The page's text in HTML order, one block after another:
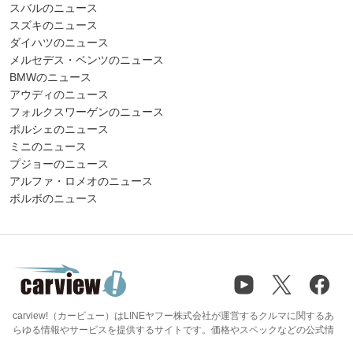
スバルのニュース
スズキのニュース
ダイハツのニュース
メルセデス・ベンツのニュース
BMWのニュース
アウディのニュース
フォルクスワーゲンのニュース
ポルシェのニュース
ミニのニュース
プジョーのニュース
アルファ・ロメオのニュース
ボルボのニュース
carview!（カービュー）はLINEヤフー株式会社が運営するクルマに関するあ
らゆる情報やサービスを提供するサイトです。価格やスペックなどの公式情